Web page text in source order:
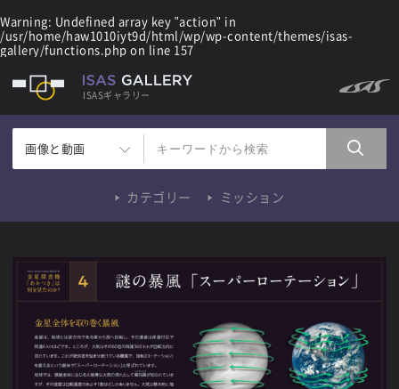
Warning: Undefined array key "action" in
/usr/home/haw1010iyt9d/html/wp/wp-content/themes/isas-
gallery/functions.php on line 157
ISASギャラリー
画像と動画
カテゴリー ミッション